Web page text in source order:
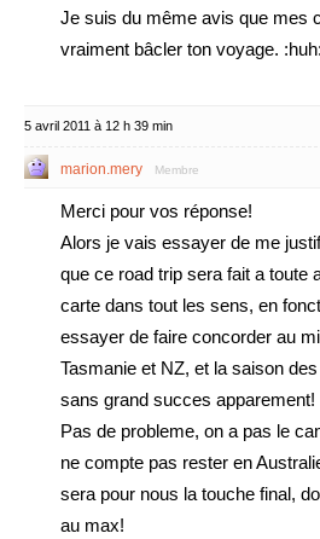
Je suis du même avis que mes
vraiment bâcler ton voyage. :huh:
5 avril 2011 à 12 h 39 min
marion.mery Membre
Merci pour vos réponse!
Alors je vais essayer de me
que ce road trip sera fait a toute
carte dans tout les sens, en
essayer de faire concorder au
Tasmanie et NZ, et la saison
sans grand succes apparement!
Pas de probleme, on a pas le
ne compte pas rester en
sera pour nous la touche final,
au max!